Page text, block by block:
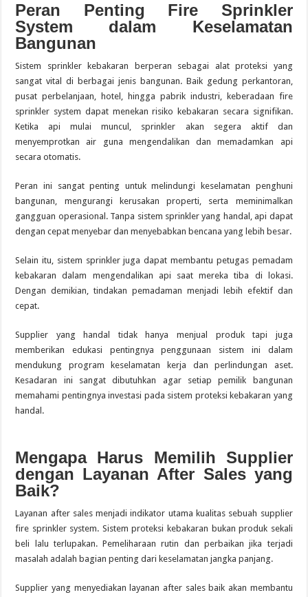
Peran Penting Fire Sprinkler
System dalam Keselamatan
Bangunan
Sistem sprinkler kebakaran berperan sebagai alat proteksi yang
sangat vital di berbagai jenis bangunan. Baik gedung perkantoran,
pusat perbelanjaan, hotel, hingga pabrik industri, keberadaan fire
sprinkler system dapat menekan risiko kebakaran secara signifikan.
Ketika api mulai muncul, sprinkler akan segera aktif dan
menyemprotkan air guna mengendalikan dan memadamkan api
secara otomatis.
Peran ini sangat penting untuk melindungi keselamatan penghuni
bangunan, mengurangi kerusakan properti, serta meminimalkan
gangguan operasional. Tanpa sistem sprinkler yang handal, api dapat
dengan cepat menyebar dan menyebabkan bencana yang lebih besar.
Selain itu, sistem sprinkler juga dapat membantu petugas pemadam
kebakaran dalam mengendalikan api saat mereka tiba di lokasi.
Dengan demikian, tindakan pemadaman menjadi lebih efektif dan
cepat.
Supplier yang handal tidak hanya menjual produk tapi juga
memberikan edukasi pentingnya penggunaan sistem ini dalam
mendukung program keselamatan kerja dan perlindungan aset.
Kesadaran ini sangat dibutuhkan agar setiap pemilik bangunan
memahami pentingnya investasi pada sistem proteksi kebakaran yang
handal.
Mengapa Harus Memilih Supplier
dengan Layanan After Sales yang
Baik?
Layanan after sales menjadi indikator utama kualitas sebuah supplier
fire sprinkler system. Sistem proteksi kebakaran bukan produk sekali
beli lalu terlupakan. Pemeliharaan rutin dan perbaikan jika terjadi
masalah adalah bagian penting dari keselamatan jangka panjang.
Supplier yang menyediakan layanan after sales baik akan membantu